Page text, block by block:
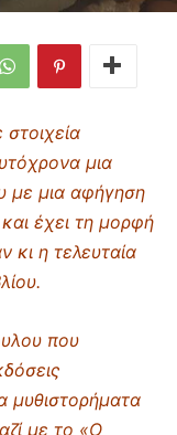
μια
με μια αφήγηση
έχει τη μορφή
κι η τελευταία
που
μυθιστορήματα
με το «Ο